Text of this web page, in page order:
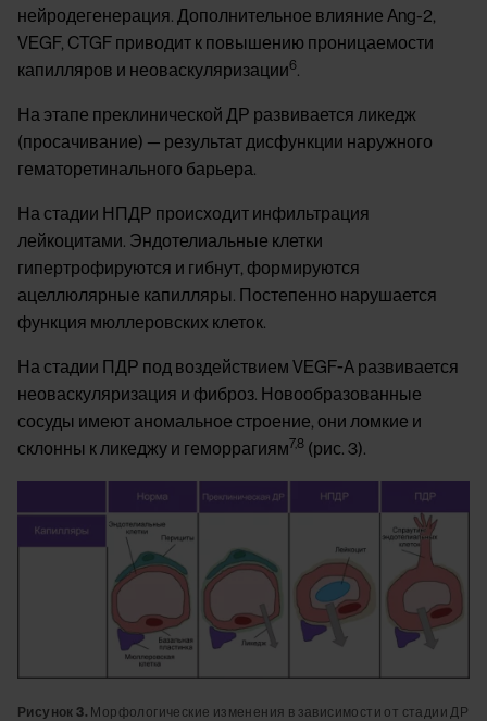
нейродегенерация. Дополнительное влияние Ang-2,
VEGF, CTGF приводит к повышению проницаемости
капилляров и неоваскуляризации6.
На этапе преклинической ДР развивается ликедж
(просачивание) — результат дисфункции наружного
гематоретинального барьера.
На стадии НПДР происходит инфильтрация
лейкоцитами. Эндотелиальные клетки
гипертрофируются и гибнут, формируются
ацеллюлярные капилляры. Постепенно нарушается
функция мюллеровских клеток.
На стадии ПДР под воздействием VEGF-A развивается
неоваскуляризация и фиброз. Новообразованные
сосуды имеют аномальное строение, они ломкие и
склонны к ликеджу и геморрагиям 7,8 (рис. 3).
Рисунок 3. Морфологические изменения в зависимости от стадии ДР